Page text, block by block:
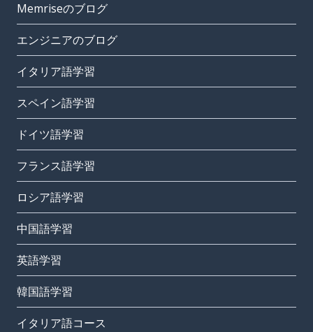
Memriseのブログ
エンジニアのブログ
イタリア語学習
スペイン語学習
ドイツ語学習
フランス語学習
ロシア語学習
中国語学習
英語学習
韓国語学習
イタリア語コース